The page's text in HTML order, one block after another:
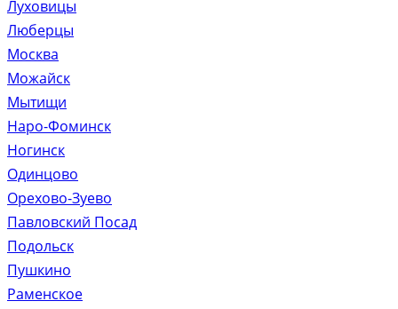
Луховицы
Люберцы
Москва
Можайск
Мытищи
Наро-Фоминск
Ногинск
Одинцово
Орехово-Зуево
Павловский Посад
Подольск
Пушкино
Раменское